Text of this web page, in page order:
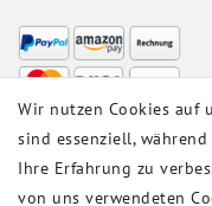
VERSANDPARTNER
Wir nutzen Cookies auf
sind essenziell,
Ihre Erfahrung zu
von uns verwendeten